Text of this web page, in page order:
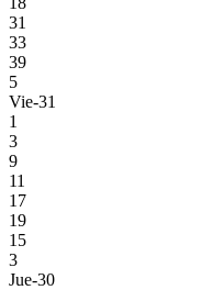
31
33
39
5
Vie-31
1
3
9
11
17
19
15
3
Jue-30